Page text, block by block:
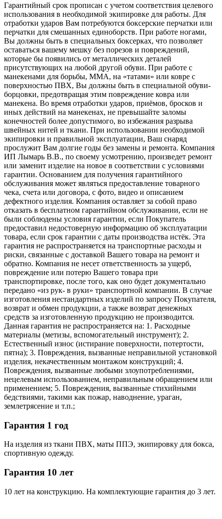
Гарантийный срок прописан с учетом соответствия целевого
использования в необходимой экипировке для работы. Для
отработки ударов Вам потребуются боксерские перчатки или
перчатки для смешанных единоборств. При работе ногами,
Вы должны быть в специальных боксерках, что позволяет
оставаться вашему мешку без порезов и повреждений,
которые бы появились от металлических деталей
присутствующих на любой другой обуви. При работе с
манекенами для борьбы, ММА, на «татами» или ковре с
поверхностью ПВХ, Вы должны быть в специальной обуви-
борцовки, предотвращая этим повреждение ковра или
манекена. Во время отработки ударов, приёмов, бросков и
иных действий на манекенах, не превышайте заломы
конечностей более допустимого, во избежания разрыва
швейных нитей и ткани. При использовании необходимой
экипировки и правильной эксплуатации, Ваш снаряд
прослужит Вам долгие годы без замены и ремонта. Компания
ИП Лымарь В.В., по своему усмотрению, произведет ремонт
или заменит изделие на новое в соответствии с условиями
гарантии. Основанием для получения гарантийного
обслуживания может являться предоставление товарного
чека, счета или договора, с фото, видео и описанием
дефектного изделия. Компания оставляет за собой право
отказать в бесплатном гарантийном обслуживании, если не
были соблюдены условия гарантии, если Покупатель
предоставил недостоверную информацию об эксплуатации
товара, если срок гарантии с даты производства истёк. Эта
гарантия не распространяется на транспортные расходы и
риски, связанные с доставкой Вашего товара на ремонт и
обратно. Компания не несет ответственность за ущерб,
повреждение или потерю Вашего товара при
транспортировке, после того, как оно будет документально
передано «из рук- в руки» транспортной компании. В случае
изготовления нестандартных изделий по запросу Покупателя,
возврат и обмен продукции, а также возврат денежных
средств за изготовленную продукцию не производится.
Данная гарантия не распространяется на: 1. Расходные
материалы (метизы, вспомогательный инструмент); 2.
Естественный износ (истирание поверхности, потертости,
пятна); 3. Повреждения, вызванные неправильной установкой
изделия, некачественным монтажом конструкций; 4.
Повреждения, вызванные любыми злоупотреблениями,
нецелевым использованием, неправильным обращением или
применением; 5. Повреждения, вызванные стихийными
бедствиями, такими как пожар, наводнение, ураган,
землетрясение и т.п.;
Гарантия 1 год
На изделия из ткани ПВХ, маты ППЭ, экипировку для бокса,
спортивную одежду.
Гарантия 10 лет
10 лет на конструкцию. На комплектующие гарантия до 3 лет.